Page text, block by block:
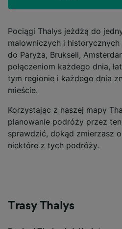
Pociągi Thalys jeżdżą do
malowniczych i
do Paryża, Brukseli,
połączeniom każdego dnia,
tym regionie i każdego dnia
mieście.
Korzystając z naszej mapy
planowanie podróży przez
sprawdzić, dokąd zmierzasz
niektóre z tych podróży.
Trasy Thalys